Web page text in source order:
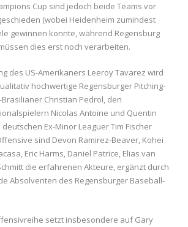
Cup sind jedoch beide Teams vor
(wobei Heidenheim zumindest
gewinnen konnte, während Regensburg
dies erst noch verarbeiten.
des US-Amerikaners Leeroy Tavarez wird
hochwertige Regensburger Pitching-
Christian Pedrol, den
Nicolas Antoine und Quentin
Ex-Minor Leaguer Tim Fischer
sind Devon Ramirez-Beaver, Kohei
Eric Harms, Daniel Patrice, Elias van
die erfahrenen Akteure, ergänzt durch
Absolventen des Regensburger Baseball-
setzt insbesondere auf Gary